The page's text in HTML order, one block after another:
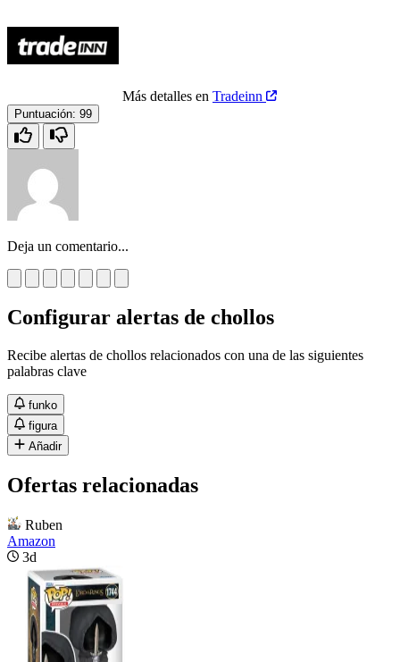
Más detalles en Tradeinn
Puntuación: 99
Deja un comentario...
Configurar alertas de chollos
Recibe alertas de chollos relacionados con una de las siguientes
palabras clave
funko
figura
Añadir
Ofertas relacionadas
Ruben
Amazon
3d